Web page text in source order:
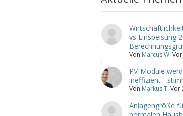
vs Einspeisung
Von Marcus W.
PV-Module
ineffizient -
Von Markus T. Vor
Anlagengröße